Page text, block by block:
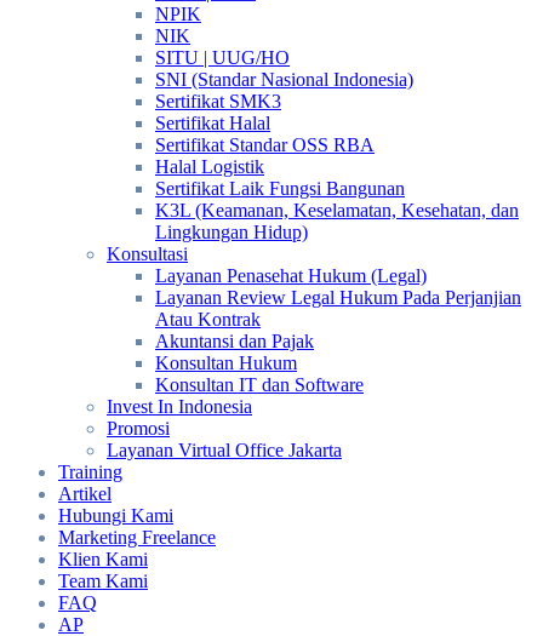
NPIK
NIK
SITU | UUG/HO
SNI (Standar Nasional Indonesia)
Sertifikat SMK3
Sertifikat Halal
Sertifikat Standar OSS RBA
Halal Logistik
Sertifikat Laik Fungsi Bangunan
K3L (Keamanan, Keselamatan, Kesehatan, dan
Lingkungan Hidup)
Konsultasi
Layanan Penasehat Hukum (Legal)
Layanan Review Legal Hukum Pada Perjanjian
Atau Kontrak
Akuntansi dan Pajak
Konsultan Hukum
Konsultan IT dan Software
Invest In Indonesia
Promosi
Layanan Virtual Office Jakarta
Training
Artikel
Hubungi Kami
Marketing Freelance
Klien Kami
Team Kami
FAQ
AP